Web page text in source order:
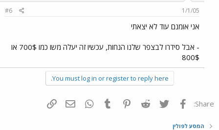
1/1/05
#6
אני אומנם עוד לא יצאתי
- אבל סידרו לבצפר שלנו הנחות, עכשיו זה יעלה משו כמו 700$ או
800$
You must log in or register to reply here.
Share: פייסבוק Twitter
Reddit
Pinterest
Tumblr
WhatsAppדואר אלקטרוני
המסע לפולין